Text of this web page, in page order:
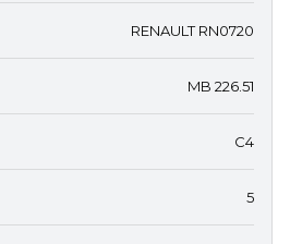
RENAULT RN0720
MB 226.51
C4
5